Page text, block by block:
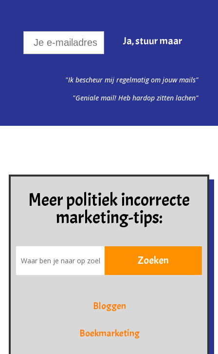
"Ik bescheur mij regelmatig om jouw mails"
"Geniale mail! Heb hardop zitten lachen"
Meer politiek incorrecte
marketing-tips:
Bloggen
Boekmarketing